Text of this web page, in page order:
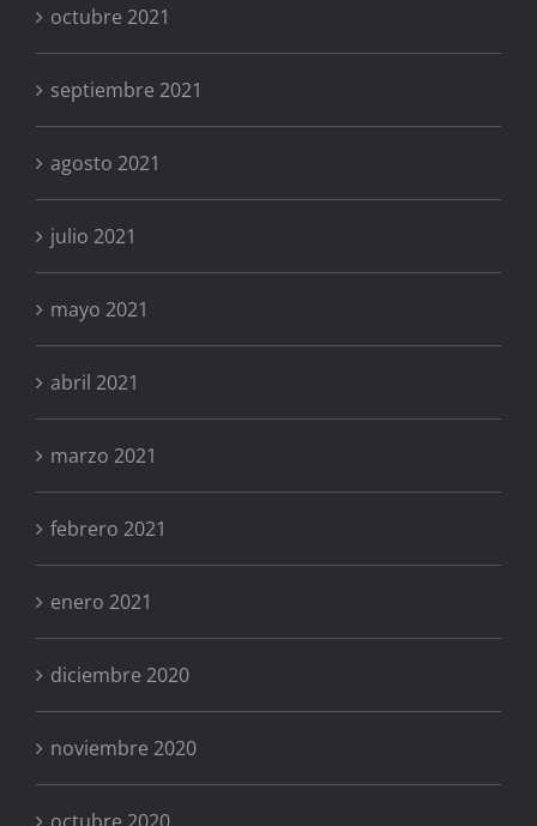
octubre 2021
septiembre 2021
agosto 2021
julio 2021
mayo 2021
abril 2021
marzo 2021
febrero 2021
enero 2021
diciembre 2020
noviembre 2020